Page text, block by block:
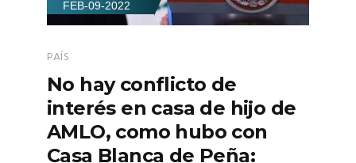
FEB-09-2022
PAÍS
No hay conflicto de
interés en casa de hijo de
AMLO, como hubo con
Casa Blanca de Peña: